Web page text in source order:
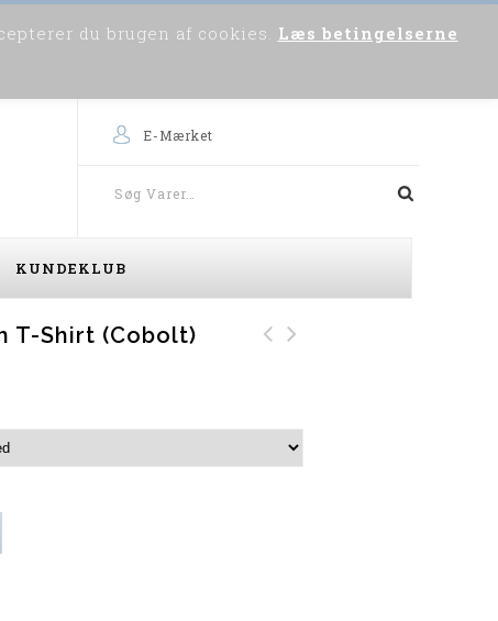
0
Om os Skriv til os Købsvejledning
E-Mærket
KUNDEKLUB
T-Shirt (Cobolt)
du brugen af cookies. Læs betingelserne